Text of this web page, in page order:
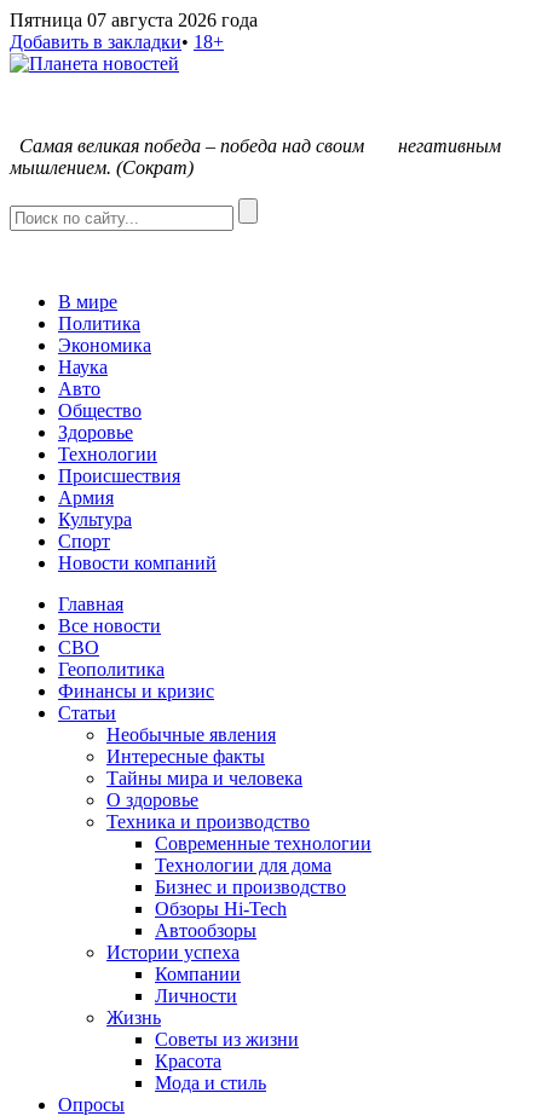
Пятница 07 августа 2026 года
Добавить в закладки• 18+
Самая великая победа – победа над своим негативным
мышлением. (Сократ)
В мире
Политика
Экономика
Наука
Авто
Общество
Здоровье
Технологии
Происшествия
Армия
Культура
Спорт
Новости компаний
Главная
Все новости
СВО
Геополитика
Финансы и кризис
Статьи
Необычные явления
Интересные факты
Тайны мира и человека
О здоровье
Техника и производство
Современные технологии
Технологии для дома
Бизнес и производство
Обзоры Hi-Tech
Автообзоры
Истории успеха
Компании
Личности
Жизнь
Советы из жизни
Красота
Мода и стиль
Опросы